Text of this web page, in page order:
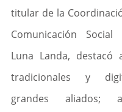
titular de la
Comunicación Social
Luna Landa, destacó
tradicionales y
grandes aliados;